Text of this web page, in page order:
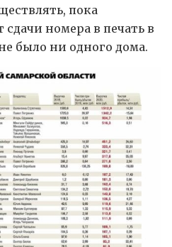
пока
номера в печать в
было ни одного дома.